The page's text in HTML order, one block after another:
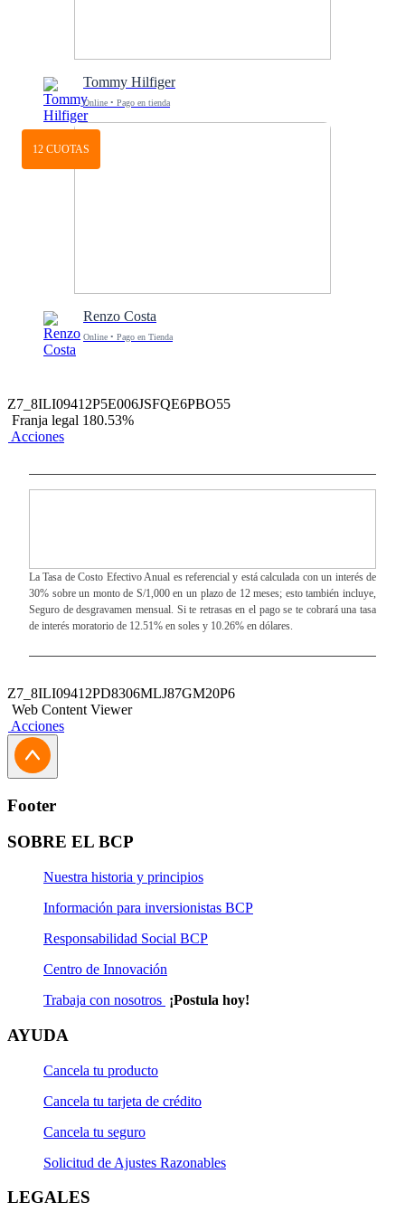
Tommy Hilfiger
Online • Pago en tienda
12 CUOTAS
Renzo Costa
Online • Pago en Tienda
Z7_8ILI09412P5E006JSFQE6PBO55
Franja legal 180.53%
Acciones
La Tasa de Costo Efectivo Anual es referencial y está calculada con un interés de
30% sobre un monto de S/1,000 en un plazo de 12 meses; esto también incluye,
Seguro de desgravamen mensual. Si te retrasas en el pago se te cobrará una tasa
de interés moratorio de 12.51% en soles y 10.26% en dólares.
Z7_8ILI09412PD8306MLJ87GM20P6
Web Content Viewer
Acciones
Footer
SOBRE EL BCP
Nuestra historia y principios
Información para inversionistas BCP
Responsabilidad Social BCP
Centro de Innovación
Trabaja con nosotros ¡Postula hoy!
AYUDA
Cancela tu producto
Cancela tu tarjeta de crédito
Cancela tu seguro
Solicitud de Ajustes Razonables
LEGALES